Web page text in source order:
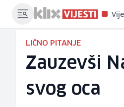
LIČNO PITANJE
Zauzevši
svog oca